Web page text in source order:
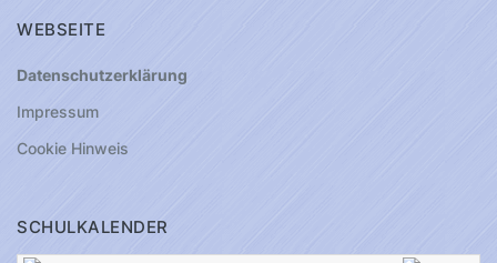
WEBSEITE
Datenschutzerklärung
Impressum
Cookie Hinweis
SCHULKALENDER